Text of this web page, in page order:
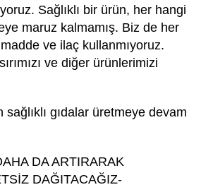
Sağlıklı bir ürün, her hangi
maruz kalmamış. Biz de her
ve ilaç kullanmıyoruz.
ve diğer ürünlerimizi
sağlıklı gıdalar üretmeye devam
DA ARTIRARAK
DAĞITACAĞIZ-